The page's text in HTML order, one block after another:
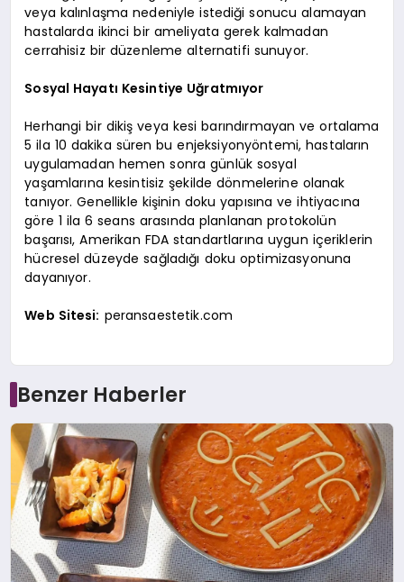
veya kalınlaşma nedeniyle istediği sonucu alamayan
hastalarda ikinci bir ameliyata gerek kalmadan
cerrahisiz bir düzenleme alternatifi sunuyor.
Sosyal Hayatı Kesintiye Uğratmıyor
Herhangi bir dikiş veya kesi barındırmayan ve ortalama
5 ila 10 dakika süren bu enjeksiyonyöntemi, hastaların
uygulamadan hemen sonra günlük sosyal
yaşamlarına kesintisiz şekilde dönmelerine olanak
tanıyor. Genellikle kişinin doku yapısına ve ihtiyacına
göre 1 ila 6 seans arasında planlanan protokolün
başarısı, Amerikan FDA standartlarına uygun içeriklerin
hücresel düzeyde sağladığı doku optimizasyonuna
dayanıyor.
Web Sitesi: peransaestetik.com
Benzer Haberler